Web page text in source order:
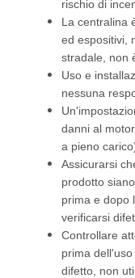
rischio di
La centralina
ed espositivi,
stradale, non
Uso e
nessuna
danni al
a pieno
Assicurarsi
prodotto
prima e dopo
verificarsi
Controllare
prima
difetto, non